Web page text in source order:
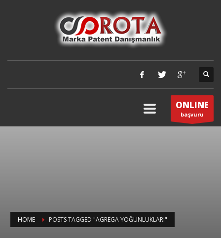
ONLINE
başvuru
HOME POSTS TAGGED "AGREGA YOĞUNLUKLARI"